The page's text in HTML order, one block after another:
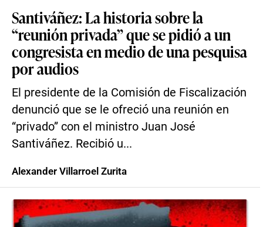
Santiváñez: La historia sobre la
“reunión privada” que se pidió a un
congresista en medio de una pesquisa
por audios
El presidente de la Comisión de Fiscalización
denunció que se le ofreció una reunión en
“privado” con el ministro Juan José
Santiváñez. Recibió u...
Alexander Villarroel Zurita